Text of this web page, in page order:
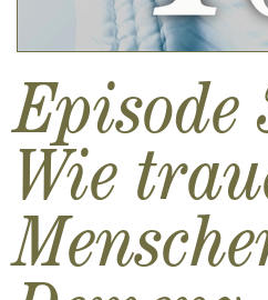
Episode
Wie